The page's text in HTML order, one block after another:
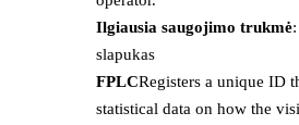
Ilgiausia saugojimo trukmė
slapukas
FPLCRegisters a unique ID
statistical data on how the